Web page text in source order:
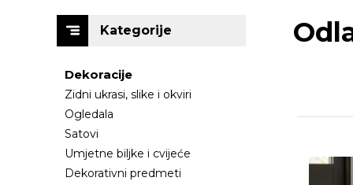
Kategorije
Dekoracije
Zidni ukrasi, slike i okviri
Ogledala
Satovi
Umjetne biljke i cvijeće
Dekorativni predmeti